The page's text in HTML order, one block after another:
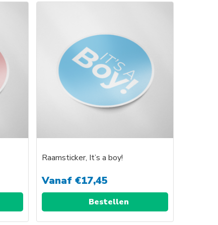
meerdere
variaties.
Deze
optie
kan
gekozen
worden
de
Raamsticker, It’s a boy!
Vanaf€17,45
Bestellen